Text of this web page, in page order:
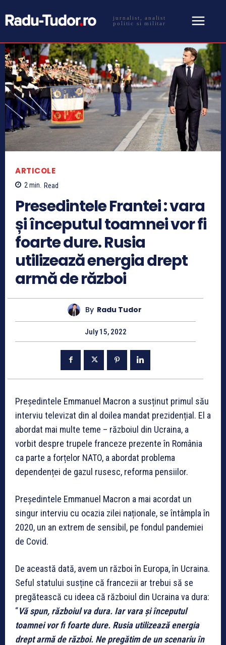
jurnalist, analist
politic si militar
ARTICOLE
2min. Read
Presedintele Frantei : vara
și începutul toamnei vor fi
foarte dure. Rusia
utilizează energia drept
armă de război
By Radu Tudor
July 15, 2022
Președintele Emmanuel Macron a susținut primul său
interviu televizat din al doilea mandat prezidențial. El a
abordat mai multe teme – războiul din Ucraina, a
vorbit despre trupele franceze prezente în România
ca parte a forțelor NATO, a abordat problema
dependenței de gazul rusesc, reforma pensiilor.
Președintele Emmanuel Macron a mai acordat un
singur interviu cu ocazia zilei naționale, se întâmpla în
2020, un an extrem de sensibil, pe fondul pandemiei
de Covid.
De această dată, avem un război în Europa, în Ucraina.
Seful statului susține că francezii ar trebui să se
pregătească cu ideea că războiul din Ucraina va dura:
“Vă spun, războiul va dura. Iar vara și începutul
toamnei vor fi foarte dure. Rusia utilizează energia
drept armă de război. Ne pregătim de un scenariu în